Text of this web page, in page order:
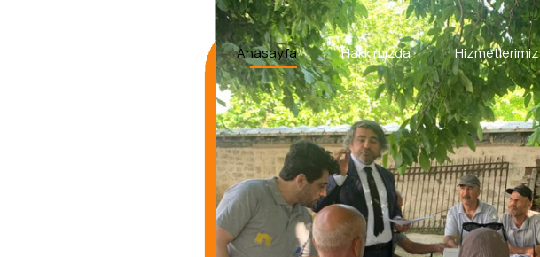
Anasayfa Hakkımızda Hizmetlerimiz